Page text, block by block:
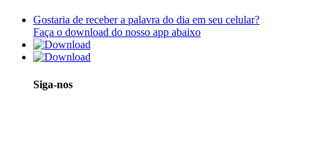
Gostaria de receber a palavra do dia em seu celular?
Faça o download do nosso app abaixo
Siga-nos